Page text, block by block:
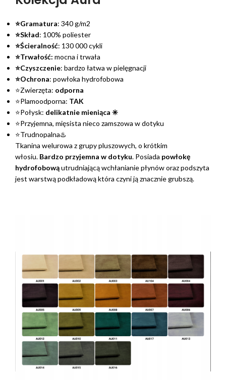
⭐Gramatura: 340 g/m2
⭐Skład: 100% poliester
⭐Ścieralność: 130 000 cykli
⭐Trwałość: mocna i trwała
⭐Czyszczenie: bardzo łatwa w pielęgnacji
⭐Ochrona: powłoka hydrofobowa
⭐Zwierzęta: odporna
⭐Plamoodporna: TAK
⭐Połysk: delikatnie mieniąca ✳️
⭐Przyjemna, mięsista nieco zamszowa w dotyku
⭐Trudnopalna♨️
Tkanina welurowa z grupy pluszowych, o krótkim
włosiu. Bardzo przyjemna w dotyku. Posiada powłokę
hydrofobowąutrudniającą wchłanianie płynów oraz podszyta
jest warstwą podkładową która czyni ją znacznie grubszą.